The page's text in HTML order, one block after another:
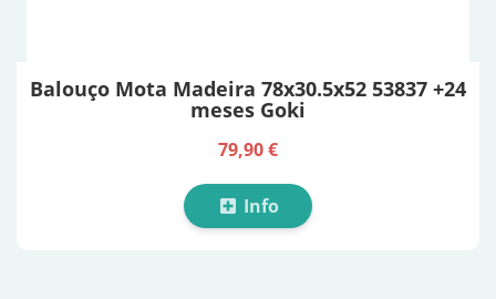
Balouço Mota Madeira 78x30.5x52 53837 +24
meses Goki
79,90 €
Info